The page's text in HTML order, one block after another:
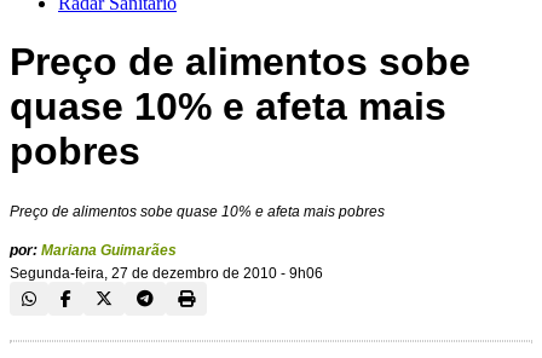
Preço de alimentos sobe
quase 10% e afeta mais
pobres
Preço de alimentos sobe quase 10% e afeta mais pobres
por: Mariana Guimarães
Segunda-feira, 27 de dezembro de 2010 - 9h06